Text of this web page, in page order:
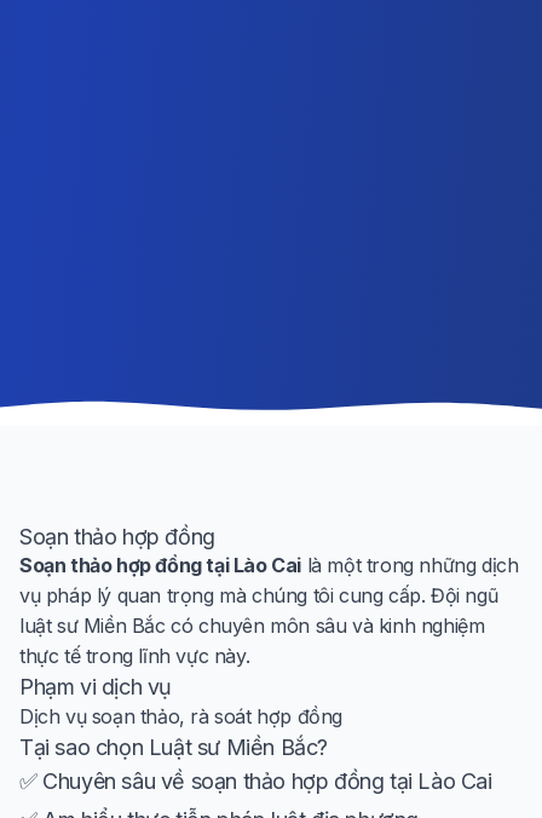
Soạn thảo hợp đồng
Soạn thảo hợp đồng tại Lào Cai là một trong những dịch
vụ pháp lý quan trọng mà chúng tôi cung cấp. Đội ngũ
luật sư Miền Bắc có chuyên môn sâu và kinh nghiệm
thực tế trong lĩnh vực này.
Phạm vi dịch vụ
Dịch vụ soạn thảo, rà soát hợp đồng
Tại sao chọn Luật sư Miền Bắc?
✅ Chuyên sâu về soạn thảo hợp đồng tại Lào Cai